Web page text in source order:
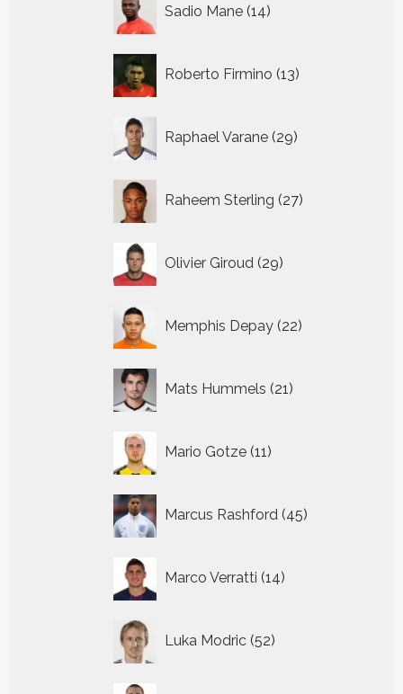
Sadio Mane 14
producten
Roberto Firmino 13
producten
Raphael Varane 29
producten
Raheem Sterling 27
producten
Olivier Giroud 29
producten
Memphis Depay 22
producten
Mats Hummels 21
producten
Mario Gotze 11
producten
Marcus Rashford 45
producten
Marco Verratti 14
producten
Luka Modric 52
producten